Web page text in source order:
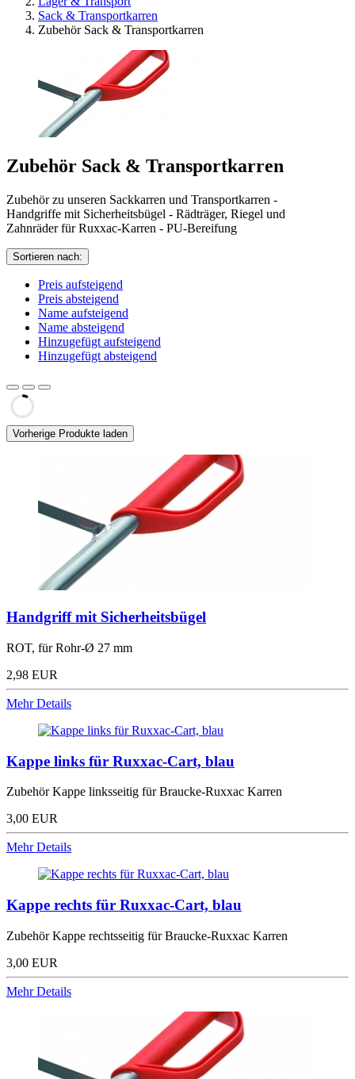
Sack & Transportkarren
Zubehör Sack & Transportkarren
Zubehör Sack & Transportkarren
Zubehör zu unseren Sackkarren und Transportkarren -
Handgriffe mit Sicherheitsbügel - Rädträger, Riegel und
Zahnräder für Ruxxac-Karren - PU-Bereifung
Sortieren nach:
Preis aufsteigend
Preis absteigend
Name aufsteigend
Name absteigend
Hinzugefügt aufsteigend
Hinzugefügt absteigend
Vorherige Produkte laden
Handgriff mit Sicherheitsbügel
ROT, für Rohr-Ø 27 mm
2,98 EUR
Mehr Details
Kappe links für Ruxxac-Cart, blau
Zubehör Kappe linksseitig für Braucke-Ruxxac Karren
3,00 EUR
Mehr Details
Kappe rechts für Ruxxac-Cart, blau
Zubehör Kappe rechtsseitig für Braucke-Ruxxac Karren
3,00 EUR
Mehr Details